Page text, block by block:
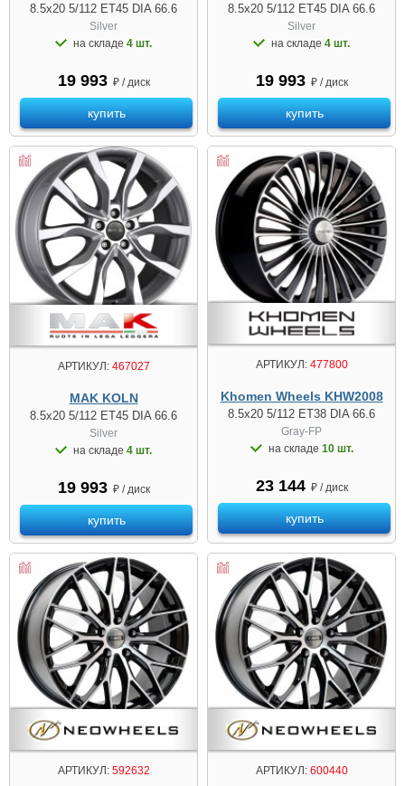
8.5x20 5/112 ET45 DIA 66.6
Silver
на складе 4 шт.
19 993 ₽ / диск
купить
8.5x20 5/112 ET45 DIA 66.6
Silver
на складе 4 шт.
19 993 ₽ / диск
купить
АРТИКУЛ:467027
MAK KOLN
8.5x20 5/112 ET45 DIA 66.6
Silver
на складе 4 шт.
19 993 ₽ / диск
купить
АРТИКУЛ:477800
Khomen Wheels KHW2008
8.5x20 5/112 ET38 DIA 66.6
Gray-FP
на складе 10 шт.
23 144 ₽ / диск
купить
АРТИКУЛ:592632 АРТИКУЛ:600440